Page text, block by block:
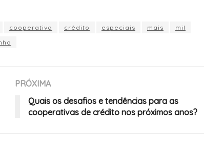
cooperativa crédito especiais mais
mil
PRÓXIMA
Quais os desafios e tendências para as
cooperativas de crédito nos próximos anos?